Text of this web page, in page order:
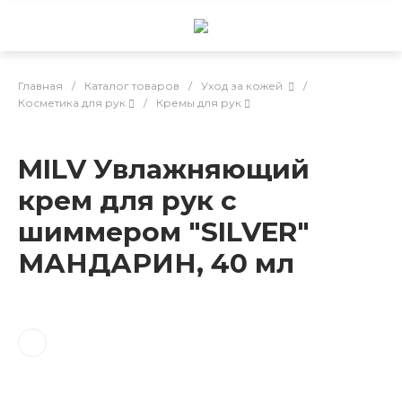
Главная / Каталог товаров / Уход за кожей
/
Косметика для рук
/ Кремы для рук
MILV Увлажняющий
крем для рук с
шиммером "SILVER"
МАНДАРИН, 40 мл